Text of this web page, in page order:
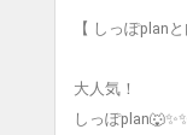
【 しっぽplan
大人気！
しっぽ